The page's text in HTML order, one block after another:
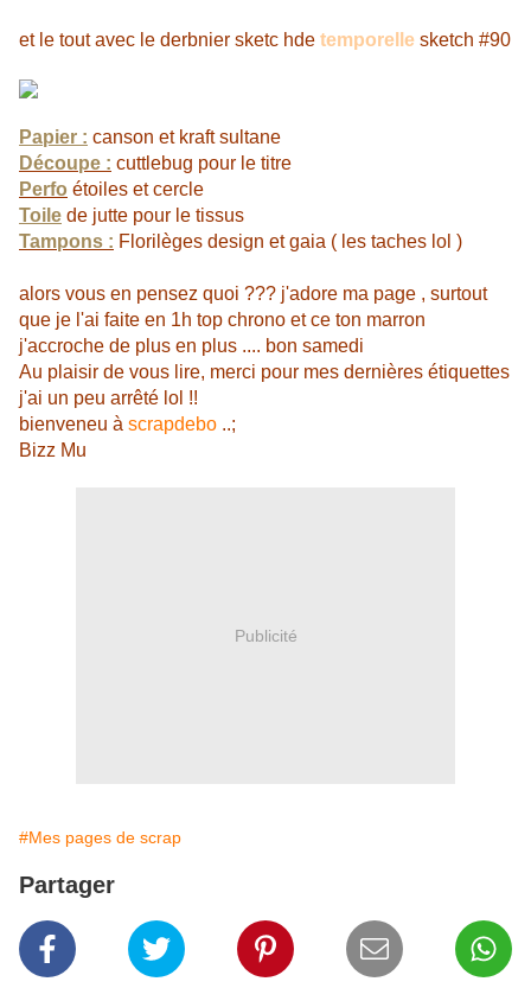
et le tout avec le derbnier sketc hde temporelle sketch #90
Papier : canson et kraft sultane
Découpe : cuttlebug pour le titre
Perfo étoiles et cercle
Toile de jutte pour le tissus
Tampons : Florilèges design et gaia ( les taches lol )
alors vous en pensez quoi ??? j'adore ma page , surtout
que je l'ai faite en 1h top chrono et ce ton marron
j'accroche de plus en plus .... bon samedi
Au plaisir de vous lire, merci pour mes dernières étiquettes
j'ai un peu arrêté lol !!
bienveneu à scrapdebo ..;
Bizz Mu
Publicité
#Mes pages de scrap
Partager